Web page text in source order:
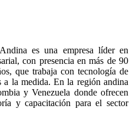
es una empresa líder en
con presencia en más de 90
que trabaja con tecnología de
a la medida. En la región andina
y Venezuela donde ofrecen
y capacitación para el sector